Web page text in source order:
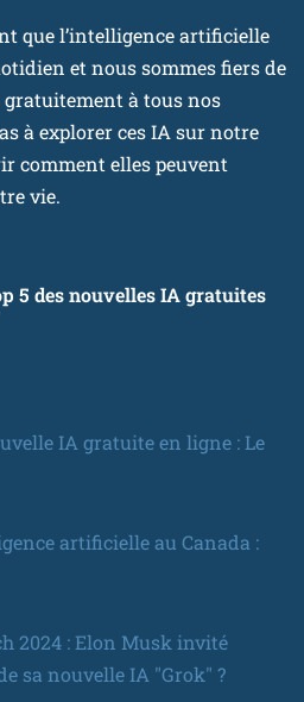
que l’intelligence artificielle
et nous sommes fiers de
à tous nos
à explorer ces IA sur notre
comment elles peuvent
vie.
5 des nouvelles IA gratuites
IA gratuite en ligne : Le
artificielle au Canada :
2024 : Elon Musk invité
sa nouvelle IA "Grok" ?